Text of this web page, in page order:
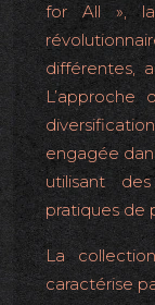
for All »,
différentes,
engagée
utilisant
pratiques de
La
caractérise